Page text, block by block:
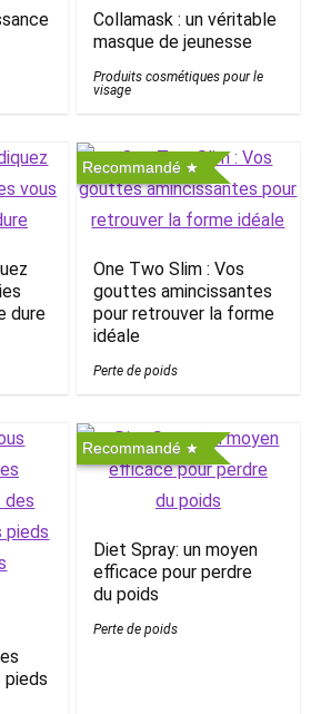
Collamask : un véritable
masque de jeunesse
Produits cosmétiques pour le
visage
dure
Recommandé
One Two Slim : Vos
gouttes amincissantes
pour retrouver la forme
idéale
Perte de poids
pieds
Recommandé
Diet Spray: un moyen
efficace pour perdre
du poids
Perte de poids